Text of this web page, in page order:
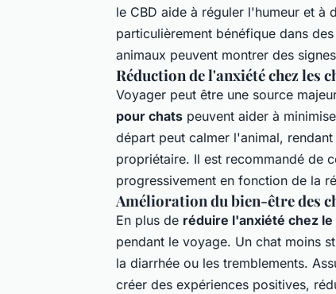
le CBD aide à réguler l'humeur et à
particulièrement bénéfique dans
animaux peuvent montrer des
Réduction de l'anxiété chez les
Voyager peut être une source
pour chats peuvent aider à
départ peut calmer l'animal,
propriétaire. Il est recommandé de
progressivement en fonction de la
Amélioration du bien-être des
En plus de réduire l'anxiété chez le
pendant le voyage. Un chat moins
la diarrhée ou les tremblements.
créer des expériences positives,